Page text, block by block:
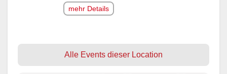
mehr Details
Alle Events dieser Location